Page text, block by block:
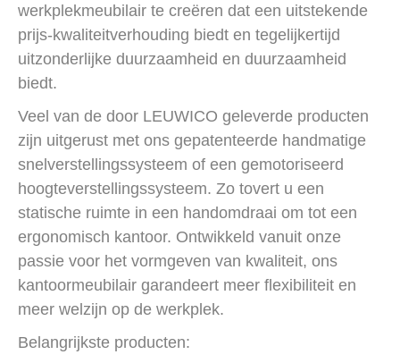
werkplekmeubilair te creëren dat een uitstekende
prijs-kwaliteitverhouding biedt en tegelijkertijd
uitzonderlijke duurzaamheid en duurzaamheid
biedt.
Veel van de door LEUWICO geleverde producten
zijn uitgerust met ons gepatenteerde handmatige
snelverstellingssysteem of een gemotoriseerd
hoogteverstellingssysteem. Zo tovert u een
statische ruimte in een handomdraai om tot een
ergonomisch kantoor. Ontwikkeld vanuit onze
passie voor het vormgeven van kwaliteit, ons
kantoormeubilair garandeert meer flexibiliteit en
meer welzijn op de werkplek.
Belangrijkste producten: